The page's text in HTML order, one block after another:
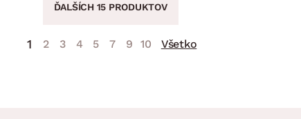
ĎALŠÍCH 15 PRODUKTOV
1 2 3 4 5 7 9 10 Všetko